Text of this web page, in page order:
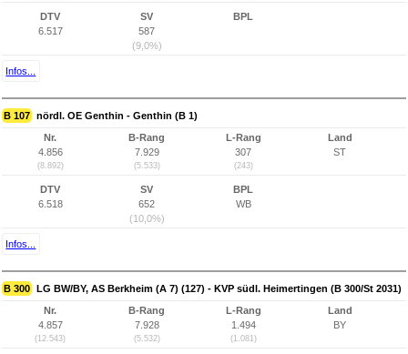
DTV
6.517
SV
587
(9,0%)
BPL
Infos...
B 107 nördl. OE Genthin - Genthin (B 1)
Nr.
4.856
(8.892)
B-Rang
7.929
(5.533)
L-Rang
307
(243)
Land
ST
DTV
6.518
SV
652
(10,0%)
BPL
WB
Infos...
B 300 LG BW/BY, AS Berkheim (A 7) (127) - KVP südl. Heimertingen (B 300/St 2031)
Nr.
4.857
(12.543)
B-Rang
7.928
(5.532)
L-Rang
1.494
(1.081)
Land
BY